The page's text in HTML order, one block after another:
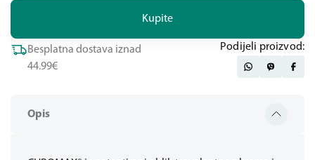
Opis
Kupite
Besplatna dostava iznad
44.99€
Podijeli proizvod: